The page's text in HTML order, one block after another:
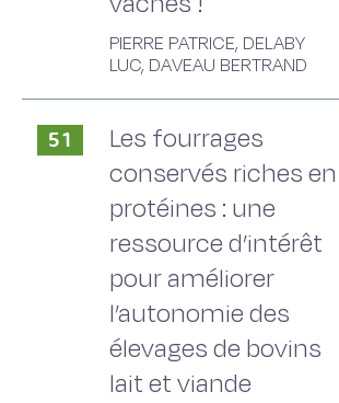
PIERRE PATRICE, DELABY
LUC, DAVEAU BERTRAND
51
Les fourrages
conservés riches en
protéines : une
ressource d’intérêt
pour améliorer
l’autonomie des
élevages de bovins
lait et viande